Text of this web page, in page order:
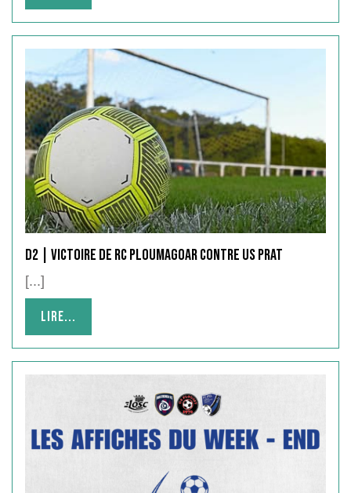
D2 | victoire de RC PLOUMAGOAR contre US PRAT
[...]
Lire...